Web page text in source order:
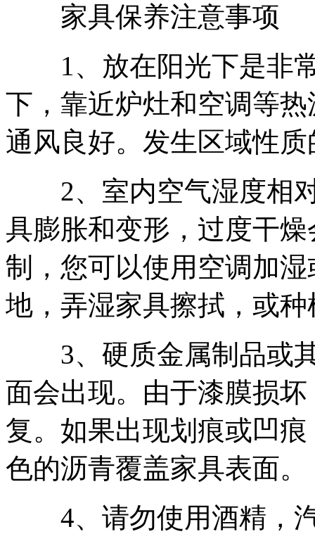
家具保养注意事项
1、放在阳光下是非常
下，靠近炉灶和空调等
通风良好。发生区域性
2、室内空气湿度相对
具膨胀和变形，过度干
制，您可以使用空调加
地，弄湿家具擦拭，或
3、硬质金属制品或其
面会出现。由于漆膜损
复。如果出现划痕或凹
色的沥青覆盖家具表面。
4、请勿使用酒精，汽